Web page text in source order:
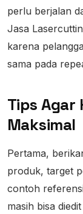
perlu berjalan
Jasa
karena
sama pada
Tips Agar
Maksimal
Pertama,
produk, target
contoh
masih bisa